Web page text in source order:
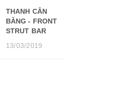
THANH CÂN
BẰNG - FRONT
STRUT BAR
13/03/2019